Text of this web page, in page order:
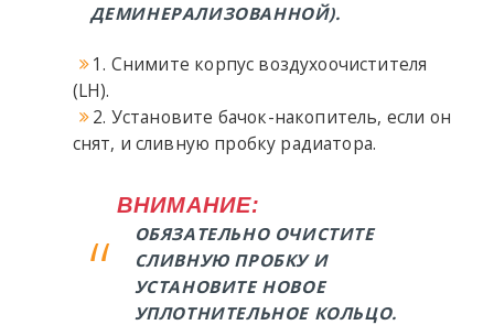
ДЕМИНЕРАЛИЗОВАННОЙ).
1. Снимите корпус воздухоочистителя
(LH).
2. Установите бачок-накопитель, если он
снят, и сливную пробку радиатора.
ВНИМАНИЕ:
ОБЯЗАТЕЛЬНО ОЧИСТИТЕ
СЛИВНУЮ ПРОБКУ И
УСТАНОВИТЕ НОВОЕ
УПЛОТНИТЕЛЬНОЕ КОЛЬЦО.